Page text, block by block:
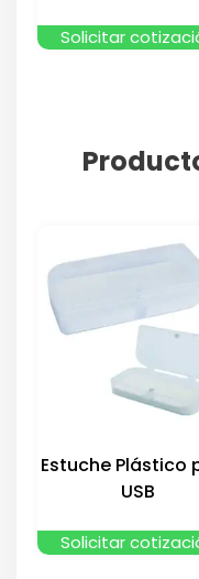
Solicitar
Estuche Plástico
USB
Solicitar